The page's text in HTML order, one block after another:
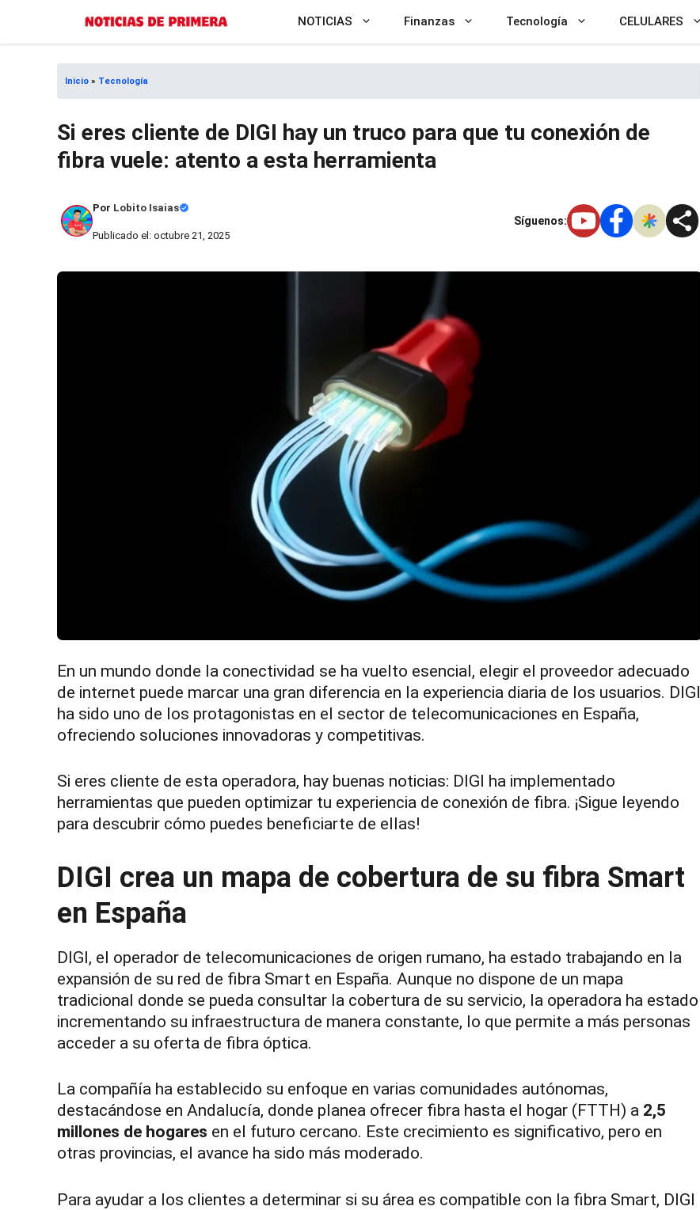
al
contenido
NOTICIAS Finanzas Tecnología CELULARES
Inicio » Tecnología
Si eres cliente de DIGI hay un truco para que tu conexión de
fibra vuele: atento a esta herramienta
Por Lobito Isaias
Publicado el: octubre 21, 2025
Síguenos:
En un mundo donde la conectividad se ha vuelto esencial, elegir el proveedor adecuado
de internet puede marcar una gran diferencia en la experiencia diaria de los usuarios. DIGI
ha sido uno de los protagonistas en el sector de telecomunicaciones en España,
ofreciendo soluciones innovadoras y competitivas.
Si eres cliente de esta operadora, hay buenas noticias: DIGI ha implementado
herramientas que pueden optimizar tu experiencia de conexión de fibra. ¡Sigue leyendo
para descubrir cómo puedes beneficiarte de ellas!
DIGI crea un mapa de cobertura de su fibra Smart
en España
DIGI, el operador de telecomunicaciones de origen rumano, ha estado trabajando en la
expansión de su red de fibra Smart en España. Aunque no dispone de un mapa
tradicional donde se pueda consultar la cobertura de su servicio, la operadora ha estado
incrementando su infraestructura de manera constante, lo que permite a más personas
acceder a su oferta de fibra óptica.
La compañía ha establecido su enfoque en varias comunidades autónomas,
destacándose en Andalucía, donde planea ofrecer fibra hasta el hogar (FTTH) a 2,5
millones de hogares en el futuro cercano. Este crecimiento es significativo, pero en
otras provincias, el avance ha sido más moderado.
Para ayudar a los clientes a determinar si su área es compatible con la fibra Smart, DIGI